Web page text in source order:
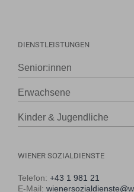
DIENSTLEISTUNGEN
Senior:innen
Erwachsene
Kinder & Jugendliche
WIENER SOZIALDIENSTE
Telefon: +43 1 981 21
E-Mail: